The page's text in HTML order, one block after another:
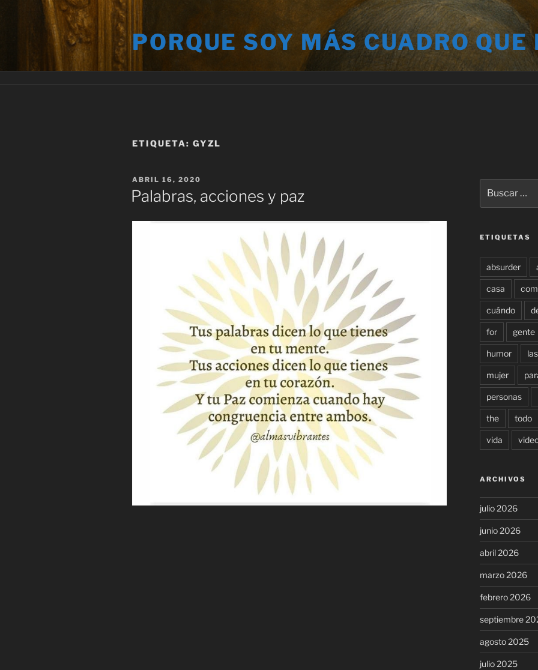
PORQUE SOY MÁS CUADRO QUE
ETIQUETA: GYZL
PUBLICADO
EL
ABRIL 16, 2020
Palabras, acciones y paz
por:
ETIQUETAS
absurder
casa
cuándo
for gente
humor las
mujer
personas
the todo
vida
ARCHIVOS
julio 2026
junio 2026
abril 2026
marzo 2026
febrero 2026
septiembre
agosto 2025
julio 2025